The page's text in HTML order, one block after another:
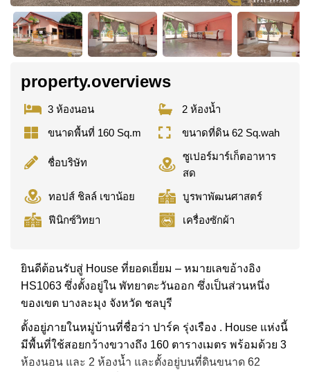
property.overviews
3 ห้องนอน
2 ห้องน้ำ
ขนาดพื้นที่ 160 Sq.m
ขนาดที่ดิน 62 Sq.wah
ชื่อบริษัท
ซูเปอร์มาร์เก็ตอาหาร
สด
ทอปส์ ชิลล์ เขาน้อย
บูรพาพัฒนศาสตร์
ฟีนิกซ์วิทยา
เครื่องซักผ้า
ยินดีต้อนรับสู่ House ที่ยอดเยี่ยม – หมายเลขอ้างอิง
HS1063 ซึ่งตั้งอยู่ใน พัทยาตะวันออก ซึ่งเป็นส่วนหนึ่ง
ของเขต บางละมุง จังหวัด ชลบุรี
ตั้งอยู่ภายในหมู่บ้านที่ชื่อว่า ปาร์ค รุ่งเรือง . House แห่งนี้
มีพื้นที่ใช้สอยกว้างขวางถึง 160 ตารางเมตร พร้อมด้วย 3
ห้องนอน และ 2 ห้องน้ำ และตั้งอยู่บนที่ดินขนาด 62